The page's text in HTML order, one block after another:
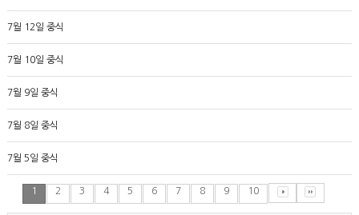
7월 12일 중식
7월 10일 중식
7월 9일 중식
7월 8일 중식
7월 5일 중식
1 2 3 4 5 6 7 8 9 10